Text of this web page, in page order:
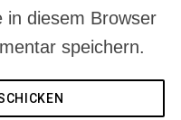
in diesem Browser
speichern.